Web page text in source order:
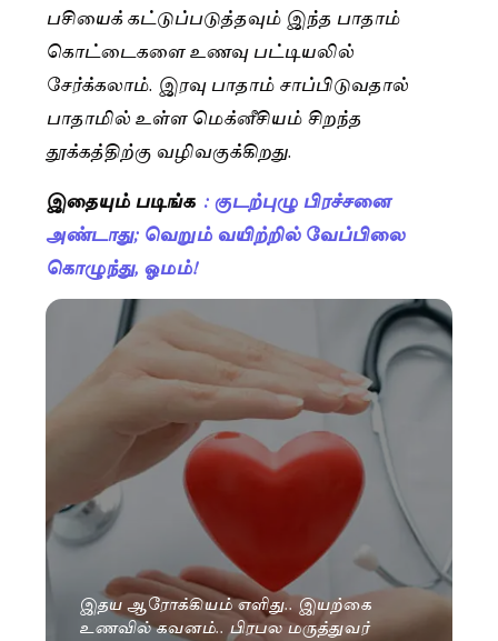
பசியைக் கட்டுப்படுத்தவும் இந்த பாதாம்
கொட்டைகளை உணவு பட்டியலில்
சேர்க்கலாம். இரவு பாதாம் சாப்பிடுவதால்
பாதாமில் உள்ள மெக்னீசியம் சிறந்த
தூக்கத்திற்கு வழிவகுக்கிறது.
இதையும் படிங்க : குடற்புழு பிரச்சனை
அண்டாது; வெறும் வயிற்றில் வேப்பிலை
கொழுந்து, ஓமம்!
இதய ஆரோக்கியம் எளிது.. இயற்கை
உணவில் கவனம்.. பிரபல மருத்துவர்